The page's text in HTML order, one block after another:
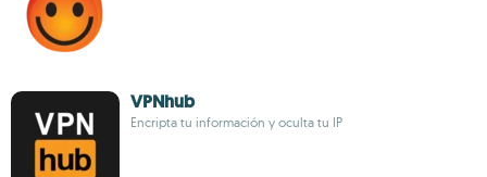
VPNhub
Encripta tu información y oculta tu IP